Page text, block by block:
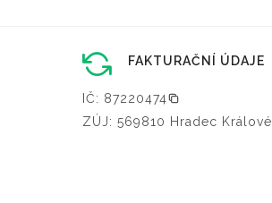
FAKTURAČNÍ ÚDAJE
IČ: 87220474
ZÚJ: 569810 Hradec Králové